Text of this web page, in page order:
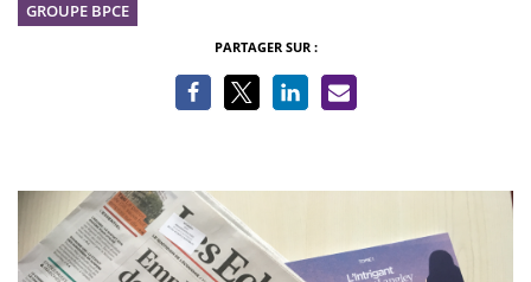
GROUPE BPCE
PARTAGER SUR :